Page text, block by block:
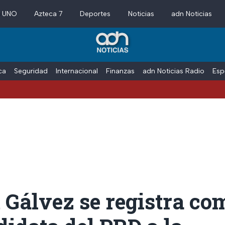
Azteca 7 Deportes Noticias adn Noticias
Seguridad Internacional Finanzas adn Noticias Radio
se registra